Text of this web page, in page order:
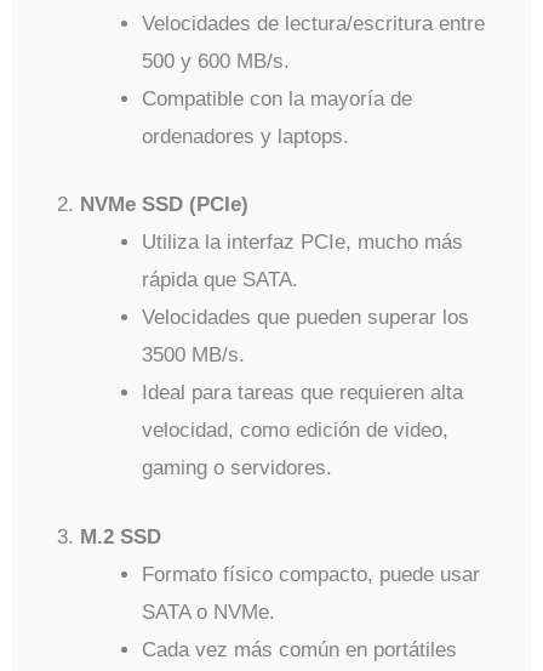
Velocidades de lectura/escritura entre
500 y 600 MB/s.
Compatible con la mayoría de
ordenadores y laptops.
NVMe SSD (PCIe)
Utiliza la interfaz PCIe, mucho más
rápida que SATA.
Velocidades que pueden superar los
3500 MB/s.
Ideal para tareas que requieren alta
velocidad, como edición de video,
gaming o servidores.
M.2 SSD
Formato físico compacto, puede usar
SATA o NVMe.
Cada vez más común en portátiles